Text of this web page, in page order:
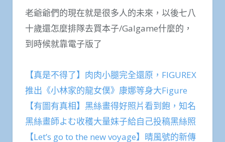
老爺爺們的現在就是很多人的未來，以後七八
十歲還怎麼排隊去買本子/Galgame什麼的，
到時候就靠電子版了
【真是不得了】肉肉小腿完全還原，FIGUREX
推出《小林家的龍女僕》康娜等身大Figure
【有圖有真相】黑絲畫得好照片看到飽，知名
黑絲畫師よむ收穫大量妹子給自己投稿黑絲照
【Let’s go to the new voyage】晴風號的新傳